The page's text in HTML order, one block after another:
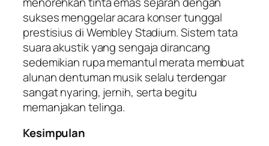
sukses menggelar acara konser tunggal
prestisius di Wembley Stadium. Sistem tata
suara akustik yang sengaja dirancang
sedemikian rupa memantul merata membuat
alunan dentuman musik selalu terdengar
sangat nyaring, jernih, serta begitu
memanjakan telinga.
Kesimpulan